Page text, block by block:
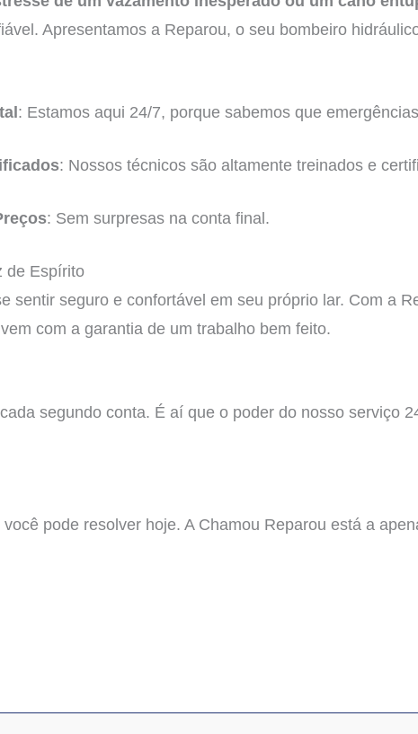
Apresentamos a Reparou, o seu bombeiro
: Estamos aqui 24/7, porque sabemos que
: Nossos técnicos são altamente treinados e
: Sem surpresas na conta final.
de Espírito
sentir seguro e confortável em seu próprio lar. Com a
com a garantia de um trabalho bem feito.
segundo conta. É aí que o poder do nosso serviço
pode resolver hoje. A Chamou Reparou está a